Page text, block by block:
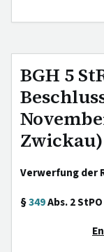
BGH 5
Zwickau)
Verwerfung der
§349Abs. 2 StPO